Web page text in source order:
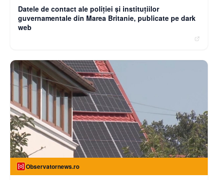
Datele de contact ale poliției și instituțiilor
guvernamentale din Marea Britanie, publicate pe dark
web
Observatornews.ro